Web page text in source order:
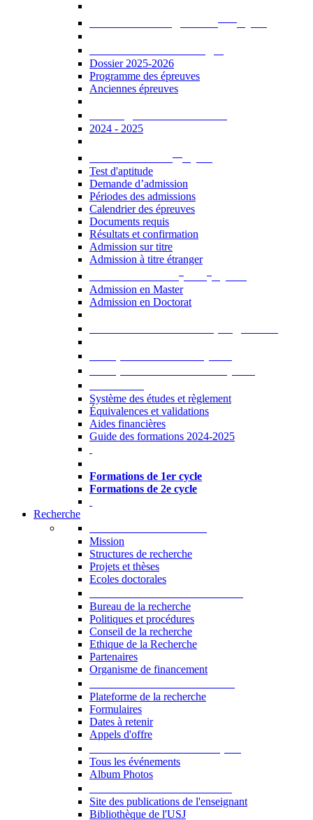
Dossier 2025-2026
Programme des épreuves
Anciennes épreuves
2024 - 2025
Test d'aptitude
Demande d’admission
Périodes des admissions
Calendrier des épreuves
Documents requis
Résultats et confirmation
Admission sur titre
Admission à titre étranger
Admission en Master
Admission en Doctorat
Système des études et règlement
Équivalences et validations
Aides financières
Guide des formations 2024-2025
Formations de 1er cycle
Formations de 2e cycle
Recherche
Mission
Structures de recherche
Projets et thèses
Ecoles doctorales
Bureau de la recherche
Politiques et procédures
Conseil de la recherche
Ethique de la Recherche
Partenaires
Organisme de financement
Plateforme de la recherche
Formulaires
Dates à retenir
Appels d'offre
Tous les événements
Album Photos
Site des publications de l'enseignant
Bibliothèque de l'USJ